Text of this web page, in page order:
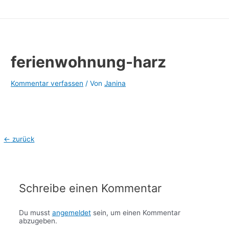
ferienwohnung-harz
Kommentar verfassen / VonJanina
Beitragsnavigation
← zurück
Schreibe einen Kommentar
Du musst angemeldetsein, um einen Kommentar
abzugeben.